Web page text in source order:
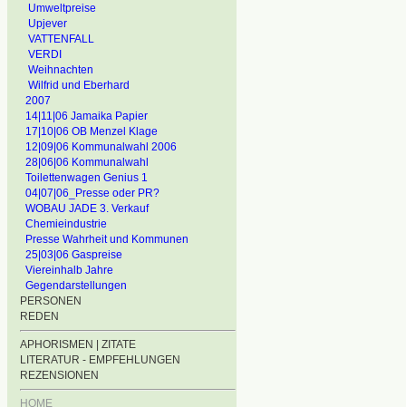
Umweltpreise
Upjever
VATTENFALL
VERDI
Weihnachten
Wilfrid und Eberhard
2007
14|11|06 Jamaika Papier
17|10|06 OB Menzel Klage
12|09|06 Kommunalwahl 2006
28|06|06 Kommunalwahl
Toilettenwagen Genius 1
04|07|06_Presse oder PR?
WOBAU JADE 3. Verkauf
Chemieindustrie
Presse Wahrheit und Kommunen
25|03|06 Gaspreise
Viereinhalb Jahre
Gegendarstellungen
PERSONEN
REDEN
APHORISMEN | ZITATE
LITERATUR - EMPFEHLUNGEN
REZENSIONEN
HOME